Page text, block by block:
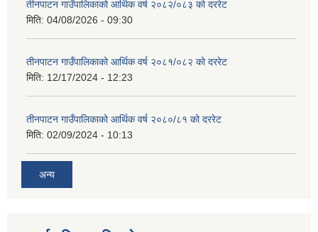
तीनपाटन गाउँपालिकाको आर्थिक वर्ष २०८२/०८३ को दररेट
मिति: 04/08/2026 - 09:30
तीनपाटन गाउँपालिकाको आर्थिक वर्ष २०८१/०८२ को दररेट
मिति: 12/17/2024 - 12:23
तीनपाटन गाउँपालिकाको आर्थिक वर्ष २०८०/८१ को दररेट
मिति: 02/09/2024 - 10:13
अन्य